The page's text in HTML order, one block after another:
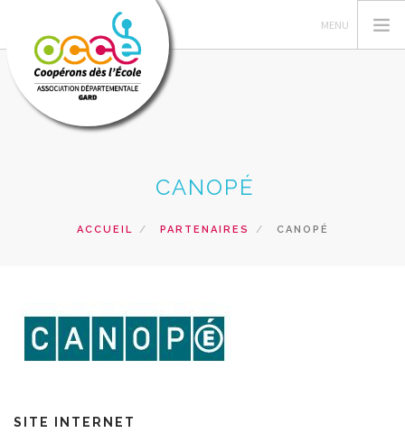
GERER SA COOPERATIVE
RECHERCHER
CANOPÉ
ACCUEIL PARTENAIRES CANOPÉ
SITE INTERNET